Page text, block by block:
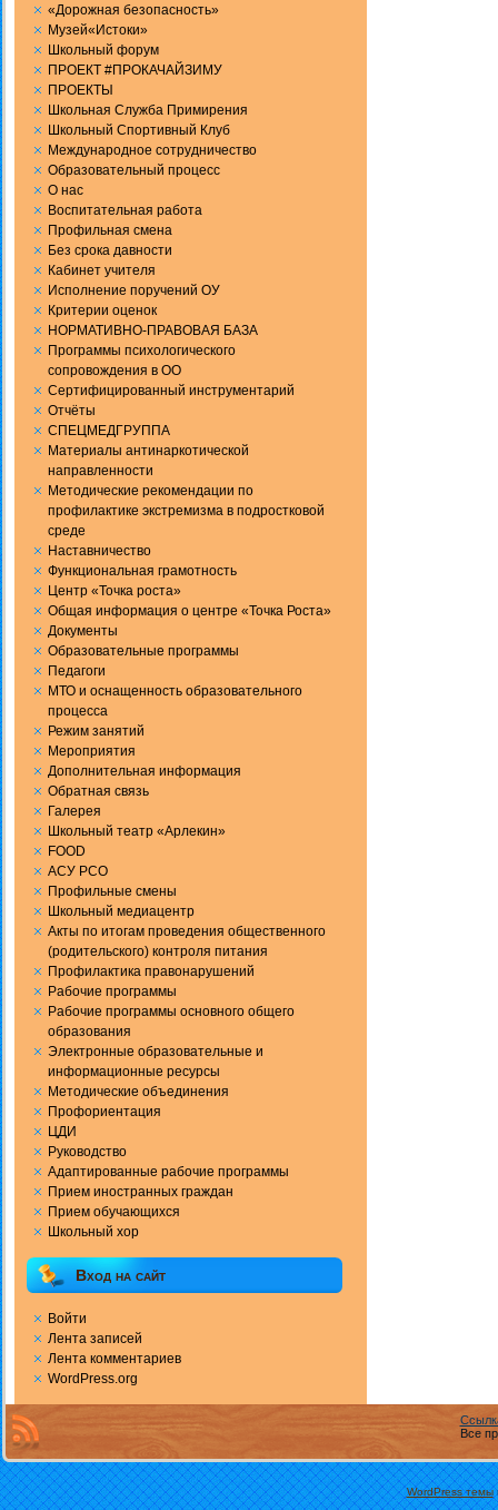
«Дорожная безопасность»
Музей«Истоки»
Школьный форум
ПРОЕКТ #ПРОКАЧАЙЗИМУ
ПРОЕКТЫ
Школьная Служба Примирения
Школьный Спортивный Клуб
Международное сотрудничество
Образовательный процесс
О нас
Воспитательная работа
Профильная смена
Без срока давности
Кабинет учителя
Исполнение поручений ОУ
Критерии оценок
НОРМАТИВНО-ПРАВОВАЯ БАЗА
Программы психологического
сопровождения в ОО
Сертифицированный инструментарий
Отчёты
СПЕЦМЕДГРУППА
Материалы антинаркотической
направленности
Методические рекомендации по
профилактике экстремизма в подростковой
среде
Наставничество
Функциональная грамотность
Центр «Точка роста»
Общая информация о центре «Точка Роста»
Документы
Образовательные программы
Педагоги
МТО и оснащенность образовательного
процесса
Режим занятий
Мероприятия
Дополнительная информация
Обратная связь
Галерея
Школьный театр «Арлекин»
FOOD
АСУ РСО
Профильные смены
Школьный медиацентр
Акты по итогам проведения общественного
(родительского) контроля питания
Профилактика правонарушений
Рабочие программы
Рабочие программы основного общего
образования
Электронные образовательные и
информационные ресурсы
Методические объединения
Профориентация
ЦДИ
Руководство
Адаптированные рабочие программы
Прием иностранных граждан
Прием обучающихся
Школьный хор
Вход на сайт
Войти
Лента записей
Лента комментариев
WordPress.org
Все
WordPress темы